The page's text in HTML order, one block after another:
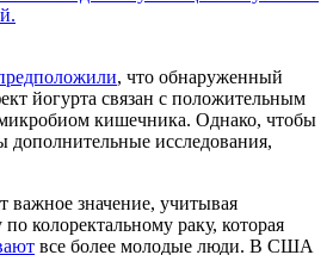
, что обнаруженный
йогурта связан с положительным
кишечника. Однако, чтобы
дополнительные исследования,
важное значение, учитывая
колоректальному раку, которая
все более молодые люди. В США